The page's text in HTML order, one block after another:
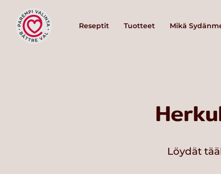
Reseptit Tuotteet Mikä
Löydät